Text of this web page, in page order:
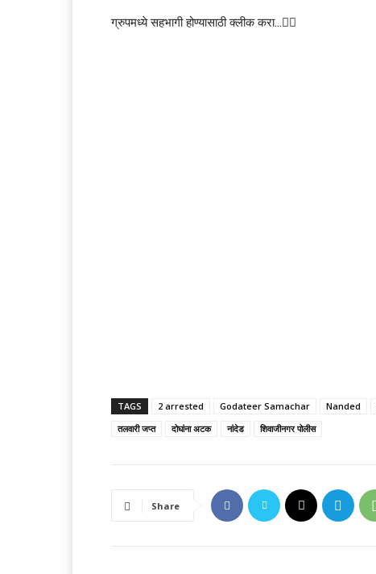
ग्रुपमध्ये सहभागी होण्यासाठी क्लीक करा…👆🏻
TAGS 2 arrested Godateer Samachar Nanded
तलवारी जप्त
दोघांना अटक नांदेड शिवाजीनगर पोलीस
Share